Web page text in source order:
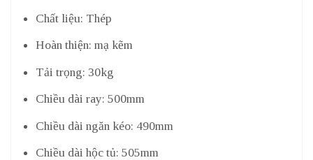
Chất liệu: Thép
Hoàn thiện: mạ kẽm
Tải trọng: 30kg
Chiều dài ray: 500mm
Chiều dài ngăn kéo: 490mm
Chiều dài hộc tủ: 505mm